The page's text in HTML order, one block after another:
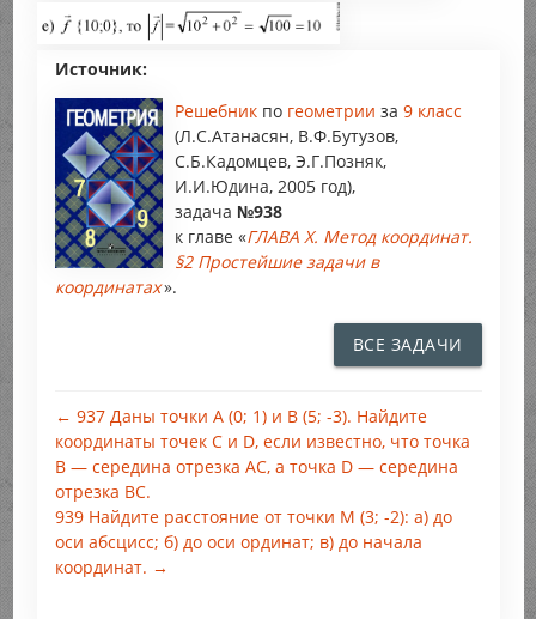
Источник:
Решебник по геометрии за 9 класс
(Л.С.Атанасян, В.Ф.Бутузов,
С.Б.Кадомцев, Э.Г.Позняк,
И.И.Юдина, 2005 год),
задача №938
к главе «ГЛАВА X. Метод координат.
§2 Простейшие задачи в
координатах».
ВСЕ ЗАДАЧИ
← 937 Даны точки А (0; 1) и B (5; -3). Найдите
координаты точек С и D, если известно, что точка
В — середина отрезка АС, а точка D — середина
отрезка ВС.
939 Найдите расстояние от точки М (3; -2): а) до
оси абсцисс; б) до оси ординат; в) до начала
координат. →